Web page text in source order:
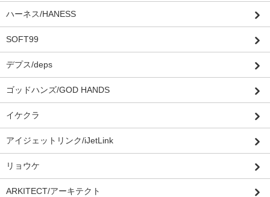
ハーネス/HANESS
SOFT99
デプス/deps
ゴッドハンズ/GOD HANDS
イケクラ
アイジェットリンク/iJetLink
リョウケ
ARKITECT/アーキテクト